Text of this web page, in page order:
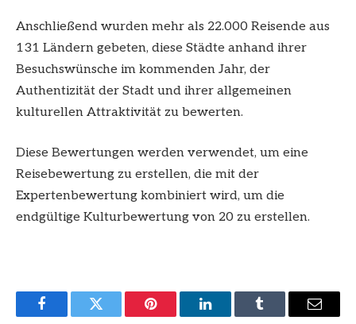
Anschließend wurden mehr als 22.000 Reisende aus
131 Ländern gebeten, diese Städte anhand ihrer
Besuchswünsche im kommenden Jahr, der
Authentizität der Stadt und ihrer allgemeinen
kulturellen Attraktivität zu bewerten.
Diese Bewertungen werden verwendet, um eine
Reisebewertung zu erstellen, die mit der
Expertenbewertung kombiniert wird, um die
endgültige Kulturbewertung von 20 zu erstellen.
FacebookTwitter Pinterest LinkedInTumblr Email